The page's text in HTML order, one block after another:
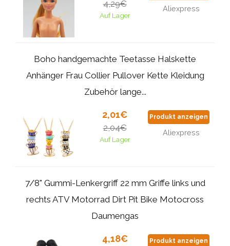
4,29€
Auf Lager
Aliexpress
Boho handgemachte Teetasse Halskette
Anhänger Frau Collier Pullover Kette Kleidung
Zubehör lange...
2,01€
2,04€
Auf Lager
Produkt anzeigen
Aliexpress
7/8" Gummi-Lenkergriff 22 mm Griffe links und
rechts ATV Motorrad Dirt Pit Bike Motocross
Daumengas
4,18€ Produkt anzeigen